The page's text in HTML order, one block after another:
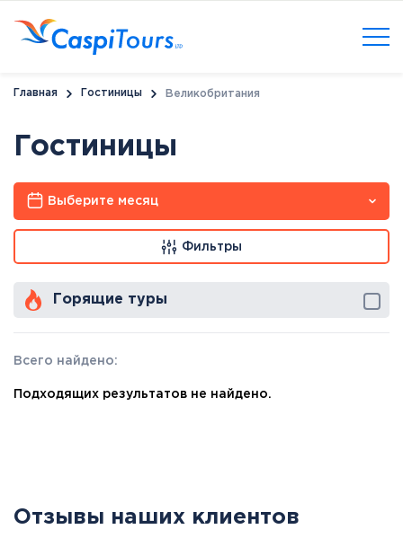
Главная Гостиницы Великобритания
Гостиницы
Выберите месяц
Фильтры
Горящие туры
Всего найдено:
Подходящих результатов не найдено.
Отзывы наших клиентов